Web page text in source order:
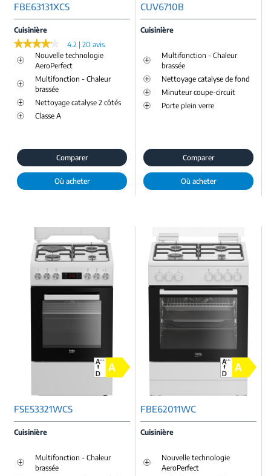
FBE63131XCS
Cuisinière
★★★★★
★★★★★
4.2 | 20 avis
Nouvelle technologie
AeroPerfect
Multifonction - Chaleur
brassée
Nettoyage catalyse 2 côtés
Classe A
Comparer
Où acheter
CUV6710B
Cuisinière
Multifonction - Chaleur
brassée
Nettoyage catalyse de fond
Minuteur coupe-circuit
Porte plein verre
Comparer
Où acheter
FSE53321WCS
Cuisinière
Multifonction - Chaleur
brassée
FBE62011WC
Cuisinière
Nouvelle technologie
AeroPerfect